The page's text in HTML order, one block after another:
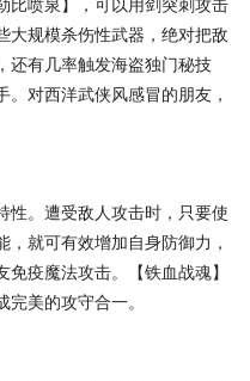
比喷泉】，可以用剑突刺攻击
大规模杀伤性武器，绝对把敌
还有几率触发海盗独门秘技
。对西洋武侠风感冒的朋友，
性。遭受敌人攻击时，只要使
就可有效增加自身防御力，
疫魔法攻击。【铁血战魂】
美的攻守合一。